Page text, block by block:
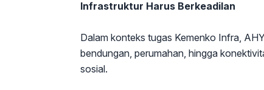
Infrastruktur Harus Berkeadilan
Dalam konteks tugas Kemenko Infra,
bendungan, perumahan, hingga
sosial.